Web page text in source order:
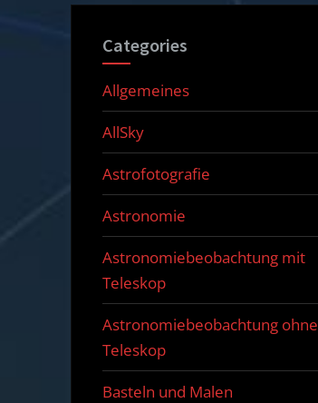
Categories
Allgemeines
AllSky
Astrofotografie
Astronomie
Astronomiebeobachtung mit
Teleskop
Astronomiebeobachtung ohne
Teleskop
Basteln und Malen